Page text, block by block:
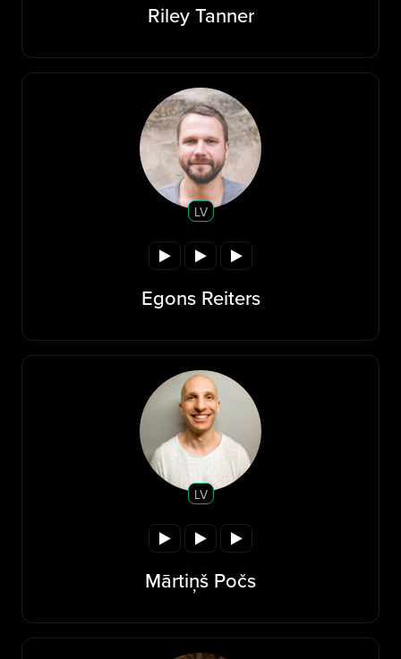
Riley Tanner
LV
Egons Reiters
LV
Mārtiņš Počs